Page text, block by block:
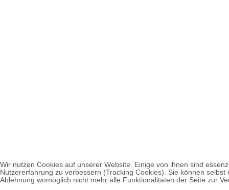
Wir nutzen Cookies auf unserer Website. Einige von ihnen sind
Nutzererfahrung zu verbessern (Tracking Cookies). Sie können
Ablehnung womöglich nicht mehr alle Funktionalitäten der Seite zur